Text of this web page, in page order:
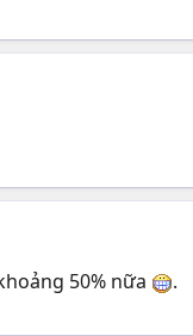
50% nữa .